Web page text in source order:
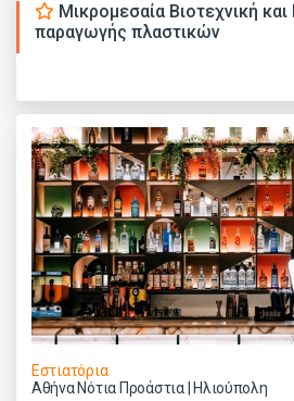
Μικρομεσαία Βιοτεχνική
παραγωγής πλαστικών
Εστιατόρια
Αθήνα Νότια Προάστια | Ηλιούπολη